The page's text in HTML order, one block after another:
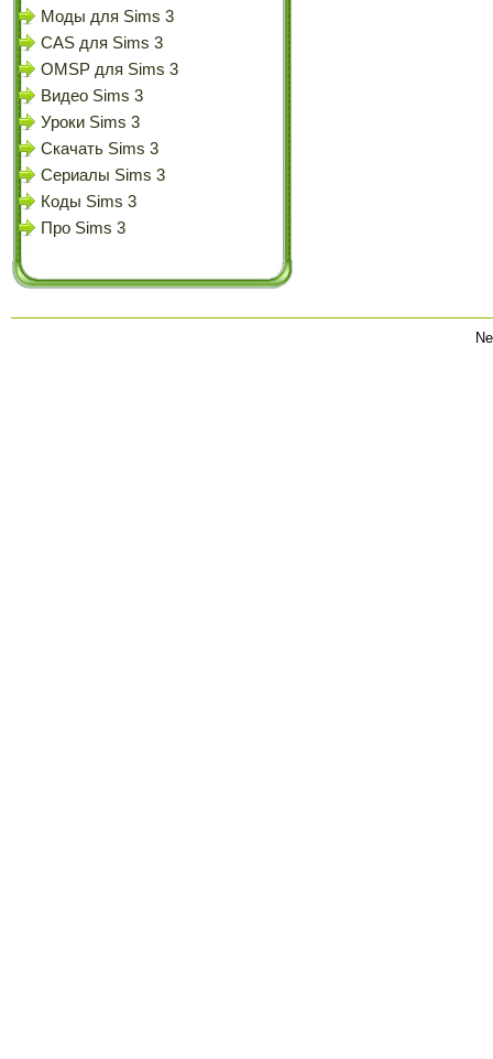
Моды для Sims 3
CAS для Sims 3
OMSP для Sims 3
Видео Sims 3
Уроки Sims 3
Скачать Sims 3
Сериалы Sims 3
Коды Sims 3
Про Sims 3